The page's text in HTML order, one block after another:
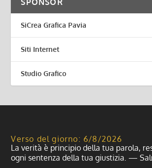
SPONSOR
SiCrea Grafica Pavia
Siti Internet
Studio Grafico
Verso del giorno: 6/8/2026
La verità è principio della tua parola,
ogni sentenza della tua giustizia. —